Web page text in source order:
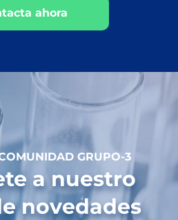
ahora
GRUPO-3
a nuestro
novedades